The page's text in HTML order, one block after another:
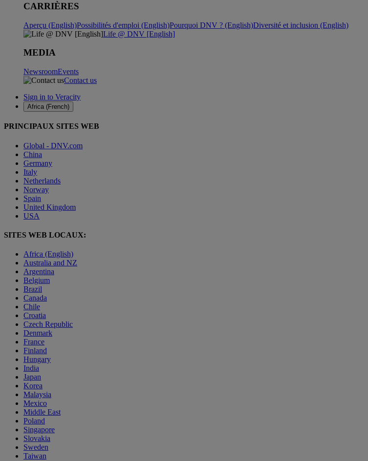
CARRIÈRES
Aperçu (English)Possibilités d'emploi (English)Pourquoi DNV ? (English)Diversité et inclusion (English)
Life @ DNV [English]
MEDIA
NewsroomEvents
Contact us
Sign in to Veracity
Africa (French)
PRINCIPAUX SITES WEB
Global - DNV.com
China
Germany
Italy
Netherlands
Norway
Spain
United Kingdom
USA
SITES WEB LOCAUX:
Africa (English)
Australia and NZ
Argentina
Belgium
Brazil
Canada
Chile
Croatia
Czech Republic
Denmark
France
Finland
Hungary
India
Japan
Korea
Malaysia
Mexico
Middle East
Poland
Singapore
Slovakia
Sweden
Taiwan